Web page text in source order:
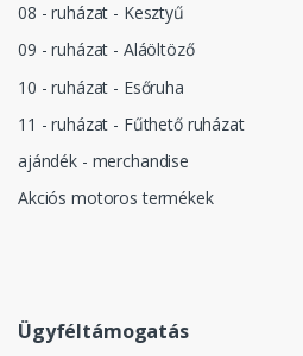
08 - ruházat - Kesztyű
09 - ruházat - Aláöltöző
10 - ruházat - Esőruha
11 - ruházat - Fűthető ruházat
ajándék - merchandise
Akciós motoros termékek
Ügyféltámogatás